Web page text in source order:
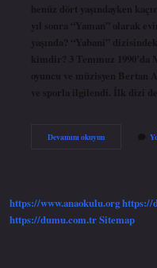
henüz dört yaşındayken
yıl sonra “Yaman” olarak
yaşında? “Yabani”
kimdir? 3 Temmuz 1990’da
oyuncu ve müzisyen Bertan
ve sporla ilgilendi. İlk dizi
Devamını okuyunAlaz
https://www.anaokulu.orghttps://
https://dumu.com.trSitemap